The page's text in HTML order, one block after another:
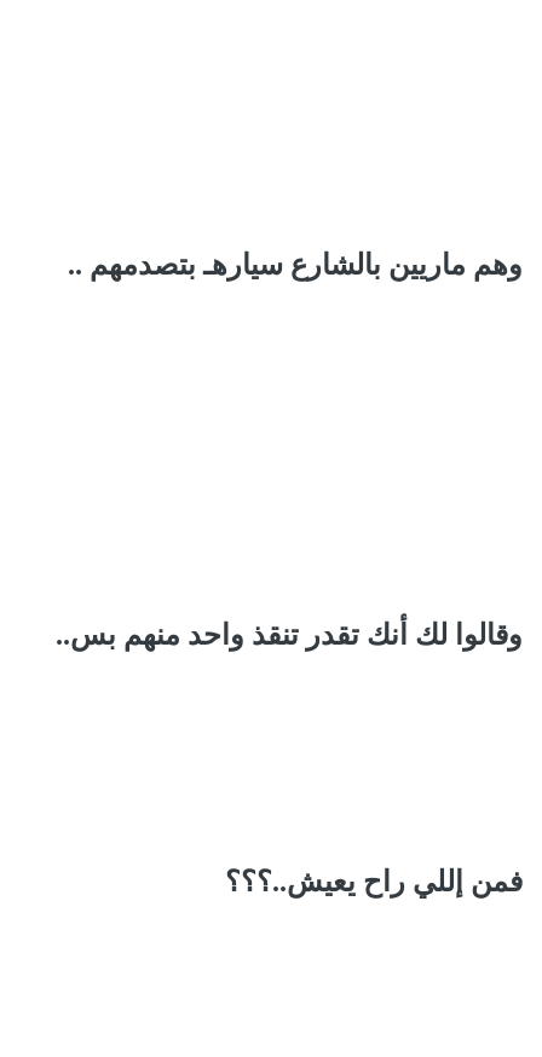
وهم ماريين بالشارع سيارهـ بتصدمهم ..
وقالوا لك أنك تقدر تنقذ واحد منهم بس..
فمن إللي راح يعيش..؟؟؟